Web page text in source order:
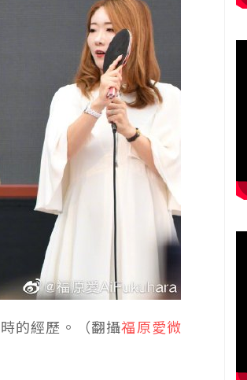
的經歷。（翻攝福原愛微